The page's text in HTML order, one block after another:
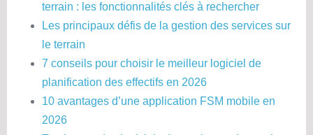
terrain : les fonctionnalités clés à rechercher
Les principaux défis de la gestion des services sur
le terrain
7 conseils pour choisir le meilleur logiciel de
planification des effectifs en 2026
10 avantages d’une application FSM mobile en
2026